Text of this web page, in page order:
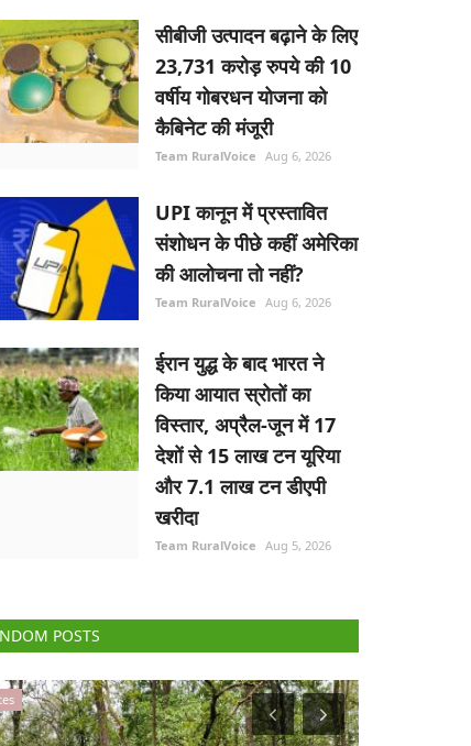
सीबीजी उत्पादन बढ़ाने के लिए
23,731 करोड़ रुपये की 10
वर्षीय गोबरधन योजना को
कैबिनेट की मंजूरी
Team RuralVoice Aug 6, 2026
UPI कानून में प्रस्तावित
संशोधन के पीछे कहीं अमेरिका
की आलोचना तो नहीं?
Team RuralVoice Aug 6, 2026
ईरान युद्ध के बाद भारत ने
किया आयात स्रोतों का
विस्तार, अप्रैल-जून में 17
देशों से 15 लाख टन यूरिया
और 7.1 लाख टन डीएपी
खरीदा
Team RuralVoice Aug 5, 2026
POSTS
Start-Ups